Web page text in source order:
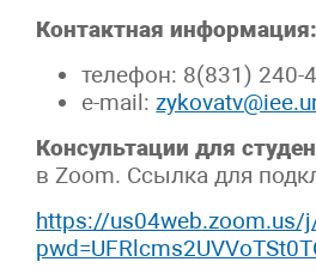
Контактная информация:
телефон: 8(831) 240-
e-mail:
Консультации для
в Zoom. Ссылка для
https://us04web.zoom.us/